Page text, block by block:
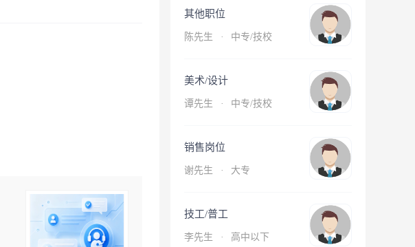
其他职位
陈先生 · 中专/技校
美术/设计
谭先生 · 中专/技校
销售岗位
谢先生 · 大专
技工/普工
李先生 · 高中以下